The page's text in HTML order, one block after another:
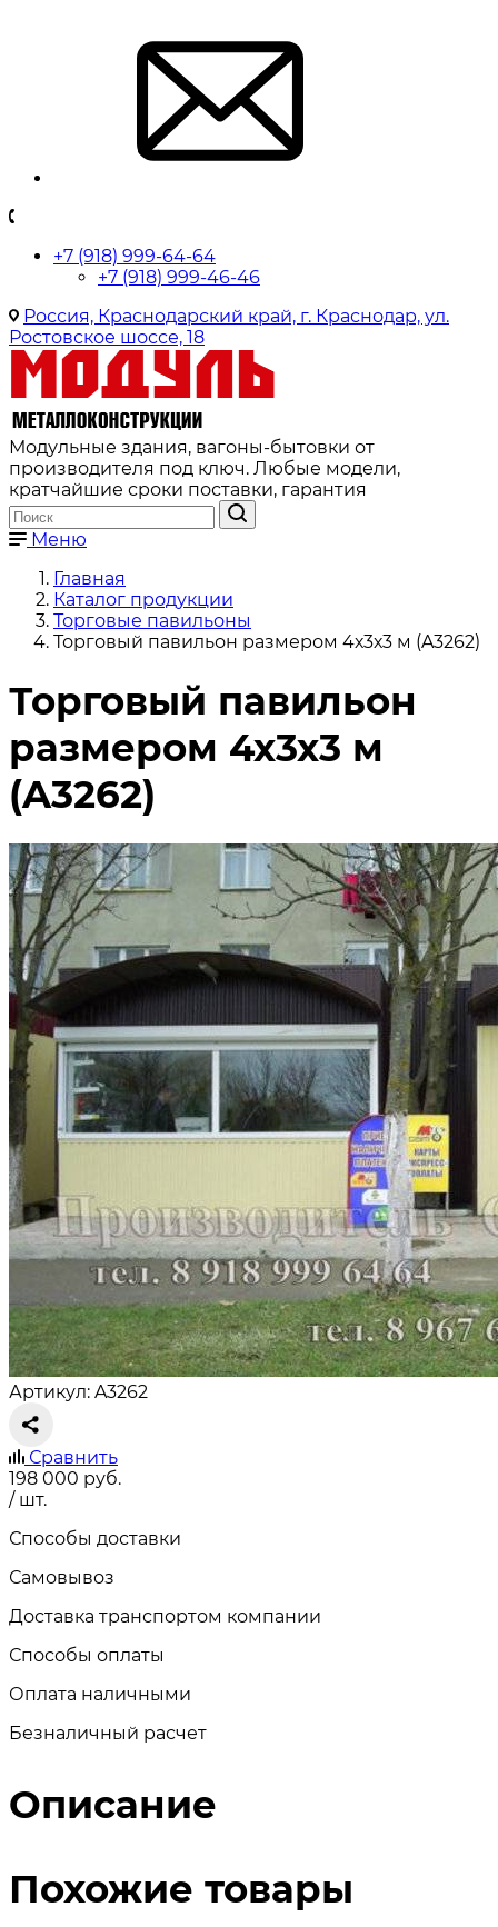
+7 (918) 999-64-64
+7 (918) 999-46-46
Россия, Краснодарский край, г. Краснодар, ул.
Ростовское шоссе, 18
Модульные здания, вагоны-бытовки от
производителя под ключ. Любые модели,
кратчайшие сроки поставки, гарантия
Меню
Главная
Каталог продукции
Торговые павильоны
Торговый павильон размером 4х3х3 м (A3262)
Торговый павильон
размером 4х3х3 м
(A3262)
Артикул: A3262
Сравнить
198 000 руб.
/ шт.
Способы доставки
Самовывоз
Доставка транспортом компании
Способы оплаты
Оплата наличными
Безналичный расчет
Описание
Похожие товары